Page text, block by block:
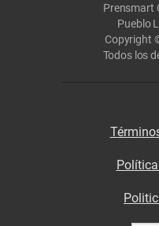
Prensmart
Pueblo
Copyright
Todos los